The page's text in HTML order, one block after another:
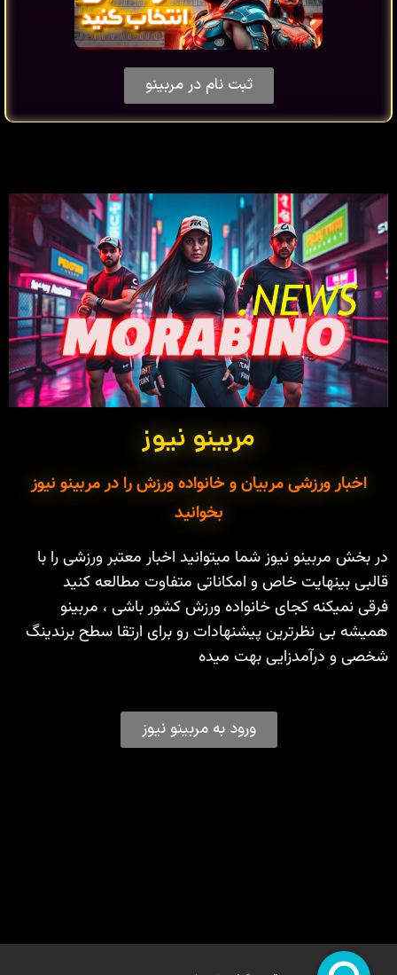
ثبت نام در مربینو
مربینو نیوز
اخبار ورزشی مربیان و خانواده ورزش را در مربینو نیوز
بخوانید
در بخش مربینو نیوز شما میتوانید اخبار معتبر ورزشی را با
قالبی بینهایت خاص و امکاناتی متفاوت مطالعه کنید
فرقی نمیکنه کجای خانواده ورزش کشور باشی ، مربینو
همیشه بی نظرترین پیشنهادات رو برای ارتقا سطح برندینگ
شخصی و درآمدزایی بهت میده
ورود به مربینو نیوز